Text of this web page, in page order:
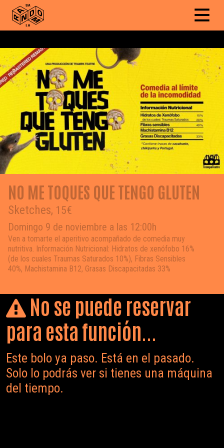
NO ME TOQUES QUE TENGO GLUTEN
Sketches, 15€
Domingo 9 de noviembre a las 12:00h
Ven a tomarte el aperitivo acompañado de comedia muy
nutritiva. Información Nutricional: Hidratos de xenófobo 16%
(de los cuales Traumas Saturados 10%), Fibras Sensibles
40%, Machistamina B12, Grasas Discapacitadas 33%
No se puede reservar
para esta función...
Este bolo ya paso. Está en el pasado.
Solo lo podrás ver si tienes una máquina
del tiempo.